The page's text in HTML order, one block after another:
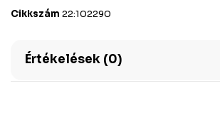
Cikkszám 22:102290
Értékelések (0)